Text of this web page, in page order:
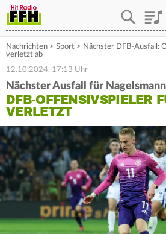
Nachrichten > Sport > Nächster DFB-Ausfall:
verletzt ab
12.10.2024, 17:13 Uhr
Nächster Ausfall für Nagelsmann
DFB-OFFENSIVSPIELER
VERLETZT